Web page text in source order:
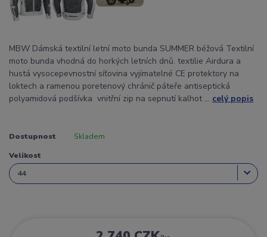
MBW Dámská textilní letní moto bunda SUMMER béžová Textilní
moto bunda vhodná do horkých letních dnů. textilie Airdura a
hustá vysocepevnostní síťovina vyjímatelné CE protektory na
loktech a ramenou poretenový chránič páteře antiseptická
polyamidová podšívka vnitřní zip na sepnutí kalhot ... celý popis
Dostupnost Skladem
Velikost